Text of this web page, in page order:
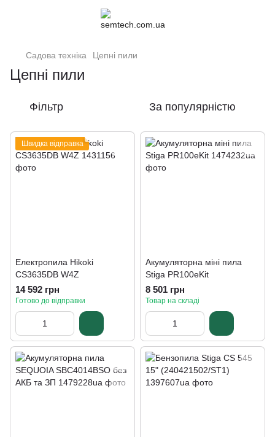
Садова техніка Цепні пили
Цепні пили
Фільтр За популярністю
Швидка відправка
Електропила Hikoki
CS3635DB W4Z
14 592 грн
Готово до відправки
Акумуляторна міні пила
Stiga PR100eKit
8 501 грн
Товар на складі